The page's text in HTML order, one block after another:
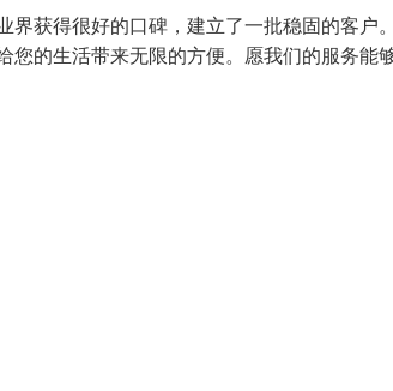
获得很好的口碑，建立了一批稳固的客户
您的生活带来无限的方便。愿我们的服务能